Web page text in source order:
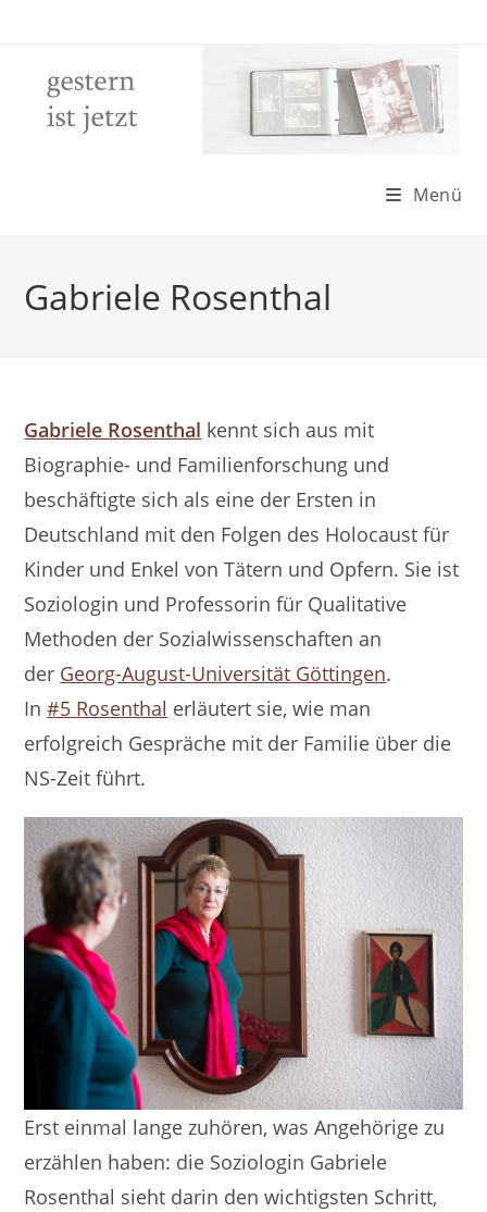
Menü
Gabriele Rosenthal
Gabriele Rosenthal kennt sich aus mit
Biographie- und Familienforschung und
beschäftigte sich als eine der Ersten in
Deutschland mit den Folgen des Holocaust für
Kinder und Enkel von Tätern und Opfern. Sie ist
Soziologin und Professorin für Qualitative
Methoden der Sozialwissenschaften an
der Georg-August-Universität Göttingen.
In#5 Rosenthal erläutert sie, wie man
erfolgreich Gespräche mit der Familie über die
NS-Zeit führt.
Erst einmal lange zuhören, was Angehörige zu
erzählen haben: die Soziologin Gabriele
Rosenthal sieht darin den wichtigsten Schritt,